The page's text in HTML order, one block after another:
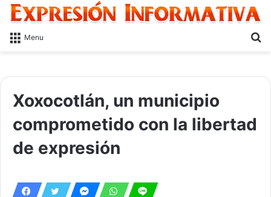
Menu
Xoxocotlán, un municipio
comprometido con la libertad
de expresión